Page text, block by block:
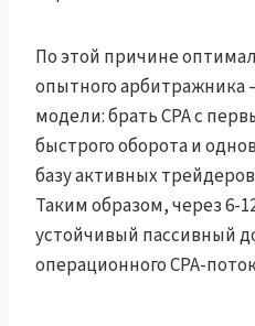
По этой причине
опытного
модели: брать CPA с
быстрого оборота и
базу активных
Таким образом, через 6-
устойчивый пассивный
операционного CPA-